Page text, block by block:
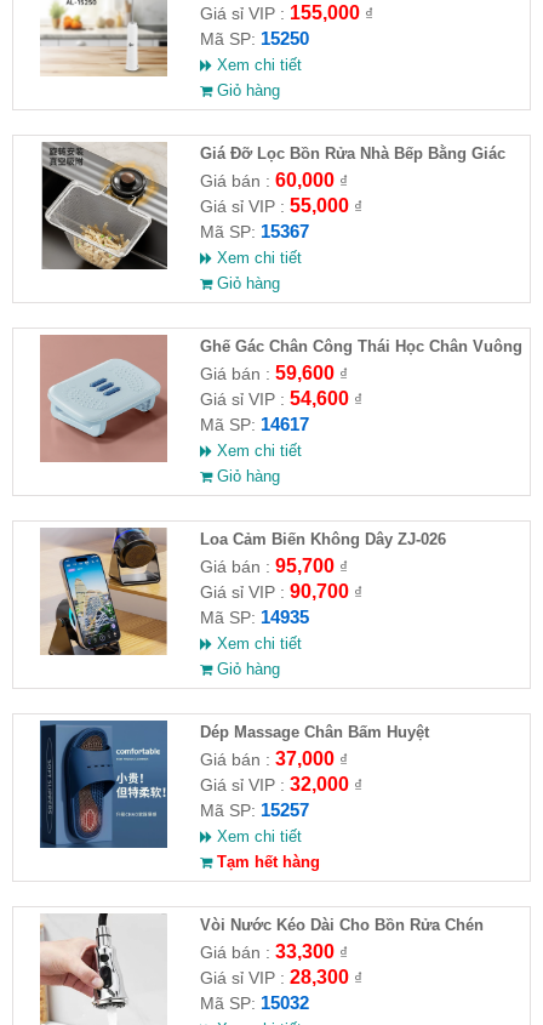
Giá sỉ VIP : 155,000₫
Mã SP: 15250
Xem chi tiết
Giỏ hàng
Giá Đỡ Lọc Bồn Rửa Nhà Bếp Bằng Giác
Hút (Kèm 50 Túi Lọc)
Giá bán : 60,000₫
Giá sỉ VIP : 55,000₫
Mã SP: 15367
Xem chi tiết
Giỏ hàng
Ghế Gác Chân Công Thái Học Chân Vuông
Giá bán : 59,600₫
Giá sỉ VIP : 54,600₫
Mã SP: 14617
Xem chi tiết
Giỏ hàng
Loa Cảm Biến Không Dây ZJ-026
Giá bán : 95,700₫
Giá sỉ VIP : 90,700₫
Mã SP: 14935
Xem chi tiết
Giỏ hàng
Dép Massage Chân Bấm Huyệt
Giá bán : 37,000₫
Giá sỉ VIP : 32,000₫
Mã SP: 15257
Xem chi tiết
Tạm hết hàng
Vòi Nước Kéo Dài Cho Bồn Rửa Chén
Giá bán : 33,300₫
Giá sỉ VIP : 28,300₫
Mã SP: 15032